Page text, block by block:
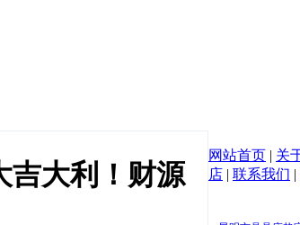
吉大利！财源
网站首页 | 关
店 | 联系我们 |